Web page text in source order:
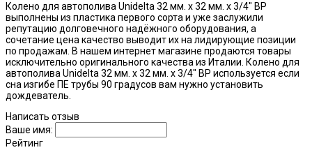
Колено для автополива Unidelta 32 мм. х 32 мм. х 3/4" ВР
выполнены из пластика первого сорта и уже заслужили
репутацию долговечного надёжного оборудования, а
сочетание цена качество выводит их на лидирующие позиции
по продажам. В нашем интернет магазине продаются товары
исключительно оригинального качества из Италии. Колено для
автополива Unidelta 32 мм. х 32 мм. х 3/4" ВР используется если
сна изгибе ПЕ трубы 90 градусов вам нужно установить
дождеватель.
Написать отзыв
Ваше имя:
Рейтинг